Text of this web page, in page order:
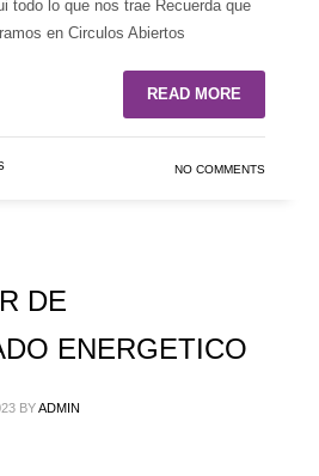
todo lo que nos trae Recuerda que
en Circulos Abiertos
READ MORE
NO COMMENTS
DE
ENERGETICO
BYADMIN